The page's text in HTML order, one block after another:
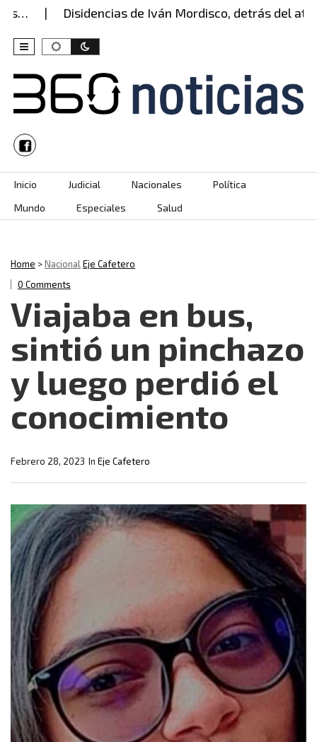
Disidencias de Iván Mordisco, detrás del
Skip to content
Inicio Judicial Nacionales
Política
Mundo
Especiales Salud
Home >NacionalEje Cafetero
0 Comments
Viajaba en bus,
sintió un pinchazo
y luego perdió el
conocimiento
In Eje Cafetero
Febrero 28, 2023